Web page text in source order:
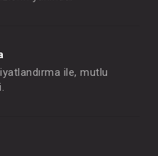
ile, mutlu